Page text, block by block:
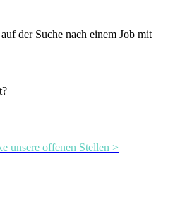
der Suche nach einem Job mit
unsere offenen Stellen >